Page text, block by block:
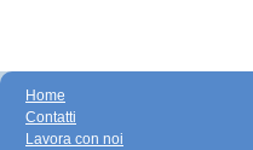
Home
Contatti
Lavora con noi